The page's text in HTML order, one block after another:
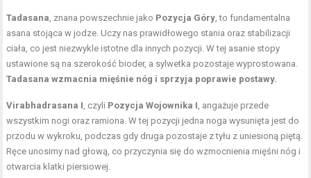
Tadasana , znana powszechnie jako Pozycja Góry , to fundamentalna
asana stojąca w jodze. Uczy nas prawidłowego stania oraz stabilizacji
ciała, co jest niezwykle istotne dla innych pozycji. W tej asanie stopy
ustawione są na szerokość bioder, a sylwetka pozostaje wyprostowana.
Tadasana wzmacnia mięśnie nóg i sprzyja poprawie postawy.
Virabhadrasana I , czyli Pozycja Wojownika I , angażuje przede
wszystkim nogi oraz ramiona. W tej pozycji jedna noga wysunięta jest do
przodu w wykroku, podczas gdy druga pozostaje z tyłu z uniesioną piętą.
Ręce unosimy nad głową, co przyczynia się do wzmocnienia mięśni nóg i
otwarcia klatki piersiowej.